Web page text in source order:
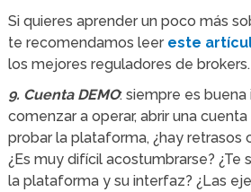
Si quieres aprender un poco más
te recomendamos leer este
los mejores reguladores de brokers.
9. Cuenta DEMO: siempre es
comenzar a operar, abrir una
probar la plataforma, ¿hay retrasos
¿Es muy difícil acostumbrarse?
la plataforma y su interfaz? ¿Las